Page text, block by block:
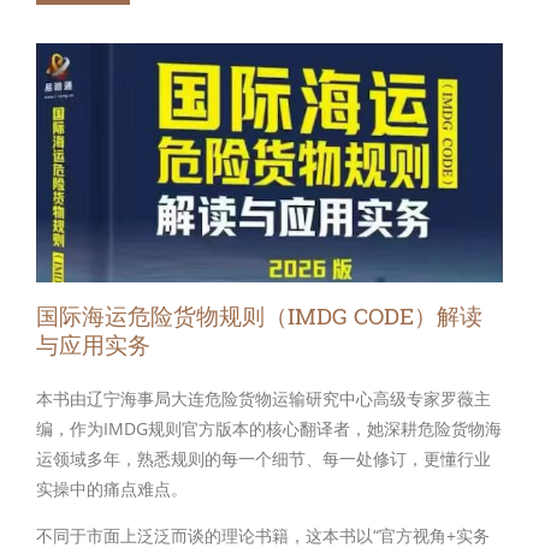
国际海运危险货物规则（IMDG CODE）解读
与应用实务
本书由辽宁海事局大连危险货物运输研究中心高级专家罗薇主
编，作为IMDG规则官方版本的核心翻译者，她深耕危险货物海
运领域多年，熟悉规则的每一个细节、每一处修订，更懂行业
实操中的痛点难点。
不同于市面上泛泛而谈的理论书籍，这本书以“官方视角+实务